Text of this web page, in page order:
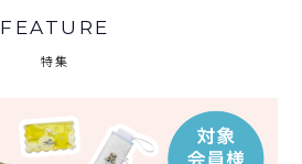
FEATURE
特集